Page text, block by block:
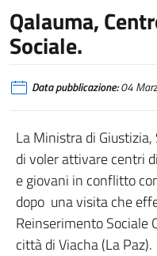
Qalauma,
Sociale.
Data pubblicazione:04
La Ministra di
di voler attivare centri
e giovani in conflitto
dopo una visita che
Reinserimento Sociale
città di Viacha (La Paz).